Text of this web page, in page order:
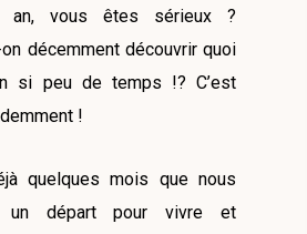
an, vous êtes sérieux ?
décemment découvrir quoi
si peu de temps !? C’est
!
quelques mois que nous
un départ pour vivre et